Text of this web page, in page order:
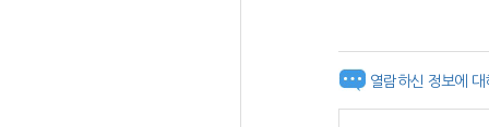
열람하신 정보에